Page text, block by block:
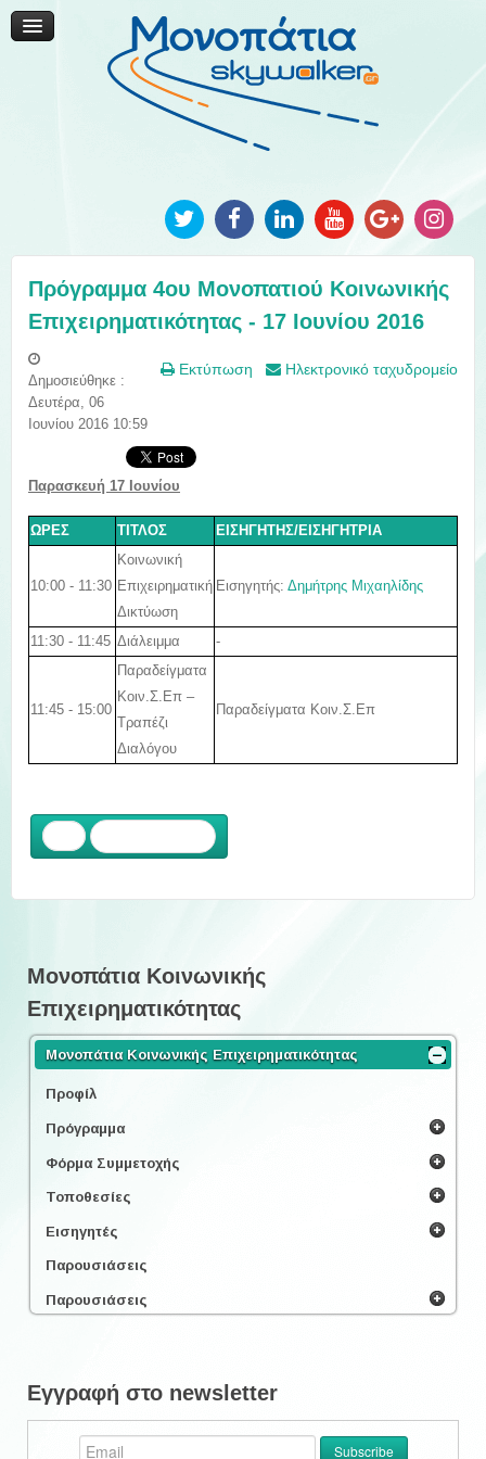
Μονοπάτια Καινοτομίας
Μονοπάτια Τοπικής Ανάπτυξης
Ανακοινώσεις
Φωτογραφίες
Πρόγραμμα 4ου Μονοπατιού Κοινωνικής
Επιχειρηματικότητας - 17 Ιουνίου 2016
Εκτύπωση Ηλεκτρονικό ταχυδρομείο
Δημοσιεύθηκε :
Δευτέρα, 06
Ιουνίου 2016 10:59
Παρασκευή 17 Ιουνίου
ΩΡΕΣ ΤΙΤΛΟΣ ΕΙΣΗΓΗΤΗΣ/ΕΙΣΗΓΗΤΡΙΑ
10:00 - 11:30
Κοινωνική
Επιχειρηματική
Δικτύωση
Εισηγητής: Δημήτρης Μιχαηλίδης
11:30 - 11:45 Διάλειμμα -
11:45 - 15:00
Παραδείγματα
Κοιν.Σ.Επ –
Τραπέζι
Διαλόγου
Παραδείγματα Κοιν.Σ.Επ
Μονοπάτια Κοινωνικής
Επιχειρηματικότητας
Μονοπάτια Κοινωνικής Επιχειρηματικότητας
Προφίλ
Πρόγραμμα
Φόρμα Συμμετοχής
Τοποθεσίες
Εισηγητές
Παρουσιάσεις
Παρουσιάσεις
Εγγραφή στο newsletter